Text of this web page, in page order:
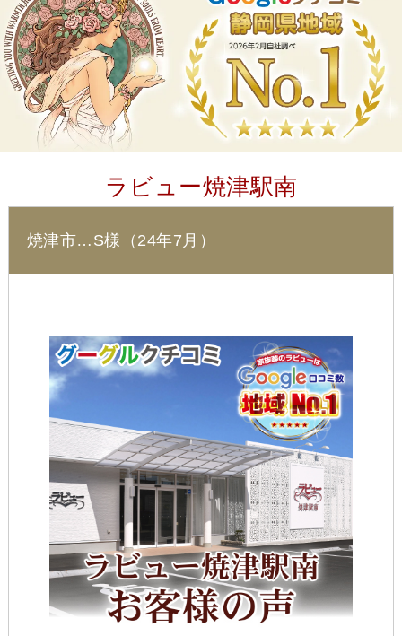
ラビュー焼津駅南
焼津市…S様（24年7月）